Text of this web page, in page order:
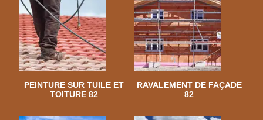
PEINTURE SUR TUILE ET
TOITURE 82
RAVALEMENT DE FAÇADE
82